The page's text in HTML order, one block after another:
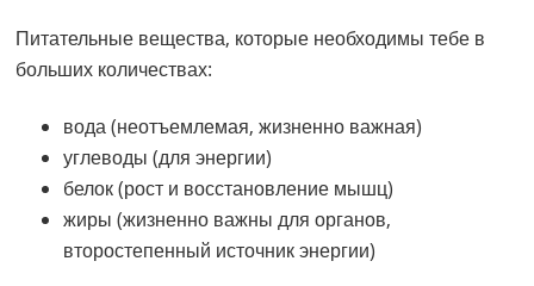
Питательные вещества, которые необходимы тебе в
больших количествах:
вода (неотъемлемая, жизненно важная)
углеводы (для энергии)
белок (рост и восстановление мышц)
жиры (жизненно важны для органов,
второстепенный источник энергии)